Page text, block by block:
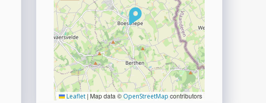
Leaflet | Map data © OpenStreetMap contributors